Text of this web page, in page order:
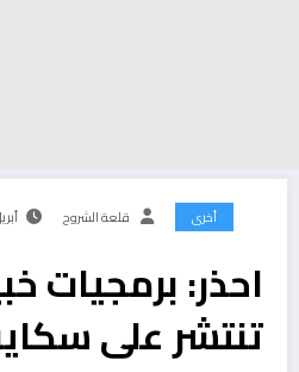
أخرى قلعة الشروح أبريل
احذر: برمجيات
تنتشر على